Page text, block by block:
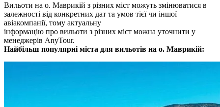
Вильоти на о. Маврикій з різних міст можуть змінюватися в
залежності від конкретних дат та умов тієї чи іншої
авіакомпанії, тому актуальну
інформацію про вильоти з різних міст можна уточнити у
менеджерів AnyTour.
Найбільш популярні міста для вильотів на о. Маврикій: